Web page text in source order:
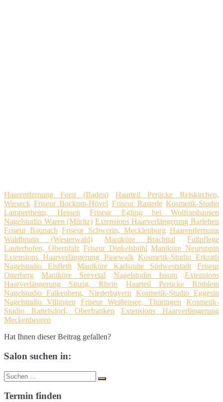
Haarentfernung Forst (Baden)
Haarteil Perücke Reiskirchen,
Wieseck Friseur Bockum-Hövel Friseur Rastede Kosmetik-Studio
Lampertheim, Hessen
Friseur Egling bei Wolfratshausen
Nagelstudio Waren (Müritz) Extensions Haarverlängerung Barleben
Friseur Baunach Friseur Schwerin, Mecklenburg Haarentfernung
Waldbrunn (Westerwald)
Maniküre Brachttal
Fußpflege
Lauterhofen, Oberpfalz Friseur Dinkelsbühl Maniküre Neuruppin
Extensions Haarverlängerung Pasewalk Kosmetik-Studio Erkrath
Nagelstudio Elsfleth
Maniküre Karlsruhe Südweststadt
Friseur
Otterberg
Maniküre Seevetal Nagelstudio Issum
Extensions
Haarverlängerung Sinzig, Rhein
Haarteil Perücke Röthlein
Nagelstudio Falkenberg, Niederbayern Kosmetik-Studio Eggesin
Nagelstudio Villingen
Friseur Weißensee, Thüringen
Kosmetik-
Studio Rattelsdorf, Oberfranken
Extensions Haarverlängerung
Meckenbeuren
Hat Ihnen dieser Beitrag gefallen?
Salon suchen in:
Suche
nach:
Suchen
Termin finden